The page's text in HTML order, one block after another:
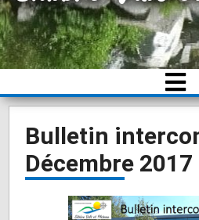
Bulletin
Décembre 2017